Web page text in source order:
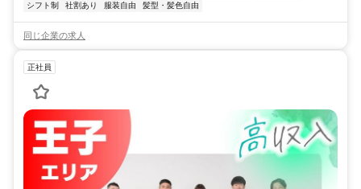
シフト制
社割あり 服装自由 髪型・髪色自由
同じ企業の求人
正社員